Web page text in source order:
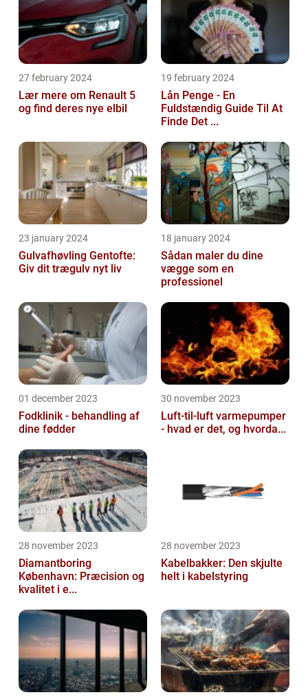
27 february 2024
Lær mere om Renault 5
og find deres nye elbil
19 february 2024
Lån Penge - En
Fuldstændig Guide Til At
Finde Det ...
23 january 2024
Gulvafhøvling Gentofte:
Giv dit trægulv nyt liv
18 january 2024
Sådan maler du dine
vægge som en
professionel
01 december 2023
Fodklinik - behandling af
dine fødder
30 november 2023
Luft-til-luft varmepumper
- hvad er det, og hvorda...
28 november 2023
Diamantboring
København: Præcision og
kvalitet i e...
28 november 2023
Kabelbakker: Den skjulte
helt i kabelstyring